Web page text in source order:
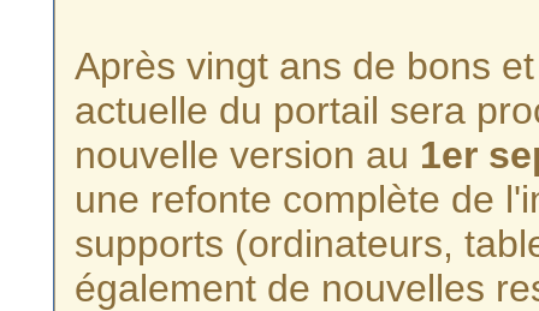
Après vingt ans de bons
actuelle du portail sera
nouvelle version au 1er
une refonte complète de
supports (ordinateurs,
également de nouvelles